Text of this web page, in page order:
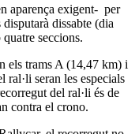
aparença exigent- per
dissabte (dia
seccions.
els trams A (14,47 km) i
ral·li seran les especials
del ral·li és de
contra el crono.